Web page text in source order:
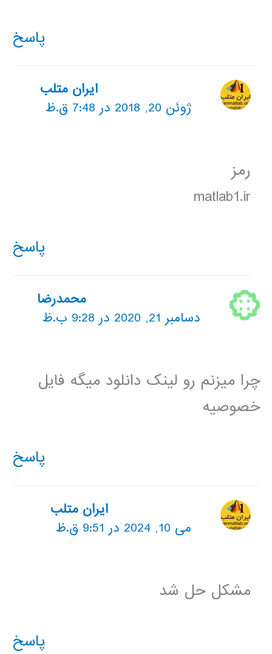
پاسخ
ایران متلب
ژوئن 20, 2018 در 7:48 ق.ظ
رمز
matlab1.ir
پاسخ
محمدرضا
دسامبر 21, 2020 در 9:28 ب.ظ
چرا میزنم رو لینک دانلود میگه فایل
خصوصیه
پاسخ
ایران متلب
می 10, 2024 در 9:51 ق.ظ
مشکل حل شد
پاسخ